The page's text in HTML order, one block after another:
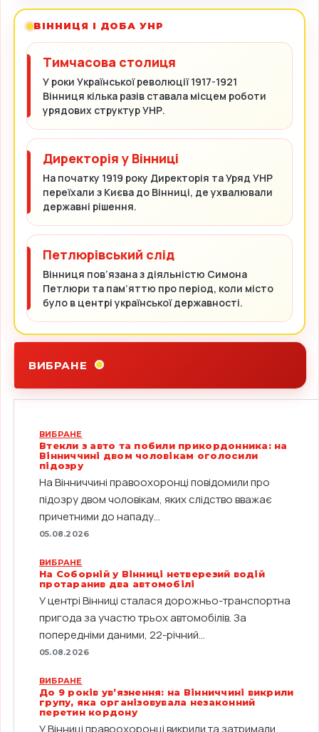
ВІННИЦЯ І ДОБА УНР
Тимчасова столиця
У роки Української революції 1917-1921
Вінниця кілька разів ставала місцем роботи
урядових структур УНР.
Директорія у Вінниці
На початку 1919 року Директорія та Уряд УНР
переїхали з Києва до Вінниці, де ухвалювали
державні рішення.
Петлюрівський слід
Вінниця пов’язана з діяльністю Симона
Петлюри та пам’яттю про період, коли місто
було в центрі української державності.
ВИБРАНЕ
ВИБРАНЕ
Втекли з авто та побили прикордонника: на
Вінниччині двом чоловікам оголосили
підозру
На Вінниччині правоохоронці повідомили про
підозру двом чоловікам, яких слідство вважає
причетними до нападу...
05.08.2026
ВИБРАНЕ
На Соборній у Вінниці нетверезий водій
протаранив два автомобілі
У центрі Вінниці сталася дорожньо-транспортна
пригода за участю трьох автомобілів. За
попередніми даними, 22-річний...
05.08.2026
ВИБРАНЕ
До 9 років ув’язнення: на Вінниччині викрили
групу, яка організовувала незаконний
перетин кордону
У Вінниці правоохоронці викрили та затримали